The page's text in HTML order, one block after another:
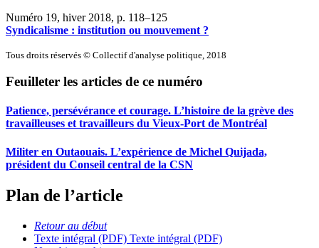
Numéro 19, hiver 2018, p. 118–125
Syndicalisme : institution ou mouvement ?
Tous droits réservés © Collectif d'analyse politique, 2018
Feuilleter les articles de ce numéro
Patience, persévérance et courage. L’histoire de la grève des
travailleuses et travailleurs du Vieux-Port de Montréal
Militer en Outaouais. L’expérience de Michel Quijada,
président du Conseil central de la CSN
Plan de l’article
Retour au début
Texte intégral (PDF) Texte intégral (PDF)